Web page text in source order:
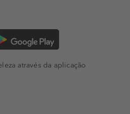
através da aplicação